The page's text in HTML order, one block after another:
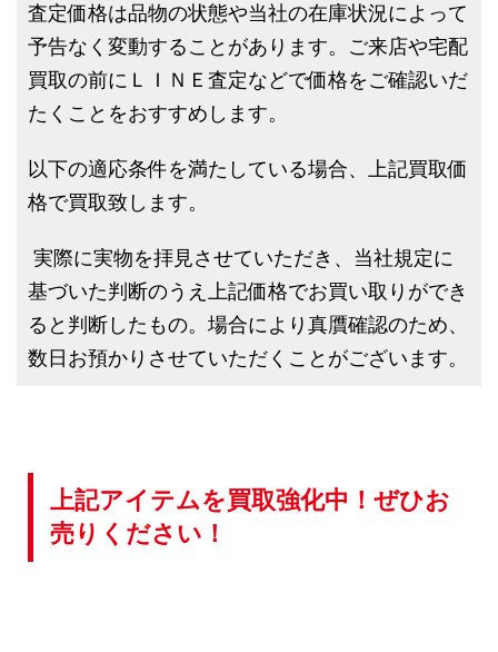
査定価格は品物の状態や当社の在庫状況によって
予告なく変動することがあります。ご来店や宅配
買取の前にＬＩＮＥ査定などで価格をご確認いだ
たくことをおすすめします。
以下の適応条件を満たしている場合、上記買取価
格で買取致します。
実際に実物を拝見させていただき、当社規定に
基づいた判断のうえ上記価格でお買い取りができ
ると判断したもの。場合により真贋確認のため、
数日お預かりさせていただくことがございます。
上記アイテムを買取強化中！ぜひお
売りください！